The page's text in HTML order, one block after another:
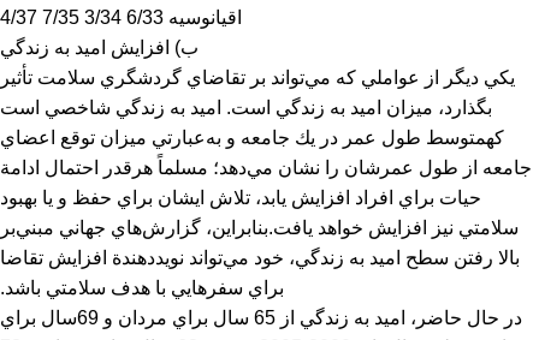
اقيانوسيه 6/33 3/34 7/35 4/37
ب) افزايش اميد به زندگي
يكي ديگر از عواملي كه مي‌تواند بر تقاضاي گردشگري سلامت تأثير
بگذارد، ميزان اميد به زندگي است. اميد به زندگي شاخصي است
كهمتوسط طول عمر در يك جامعه و به‌عبارتي ميزان توقع اعضاي
جامعه از طول عمرشان را نشان مي‌دهد؛ مسلماً هرقدر احتمال ادامة
حيات براي افراد افزايش يابد، تلاش ايشان براي حفظ و يا بهبود
سلامتي نيز افزايش خواهد يافت.بنابراين، گزارش‌هاي جهاني مبني‌بر
بالا رفتن سطح اميد به زندگي، خود مي‌تواند نويددهندة افزايش تقاضا
براي سفرهايي با هدف سلامتي باشد.
در حال حاضر، اميد به زندگي از 65 سال براي مردان و 69سال براي